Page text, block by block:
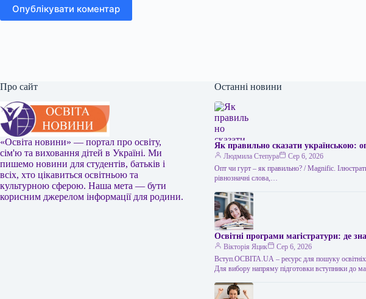
Опублікувати коментар
Про сайт
«Освіта новини» — портал про освіту,
сім'ю та виховання дітей в Україні. Ми
пишемо новини для студентів, батьків і
всіх, хто цікавиться освітньою та
культурною сферою. Наша мета — бути
корисним джерелом інформації для родини.
Останні новини
Як правильно сказати українською:
Людмила Степура
Сер 6, 2026
Опт чи гурт – як правильно? / Мagnific.
рівнозначні слова,…
Освітні програми магістратури: де
Вікторія Яцик
Сер 6, 2026
Вступ.ОСВІТА.UA – ресурс для пошуку освітніх
Для вибору напряму підготовки вступники до